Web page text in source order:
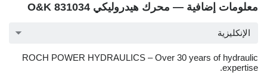
معلومات إضافية — محرك هيدروليكي O&K 831034
الإنكليزية
ROCH POWER HYDRAULICS – Over 30 years of hydraulic
expertise.